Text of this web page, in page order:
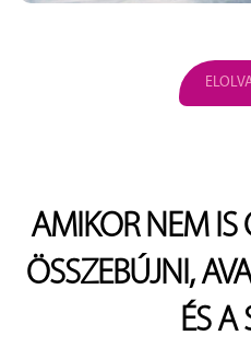
AMIKOR NEM IS
ÖSSZEBÚJNI,
ÉS A